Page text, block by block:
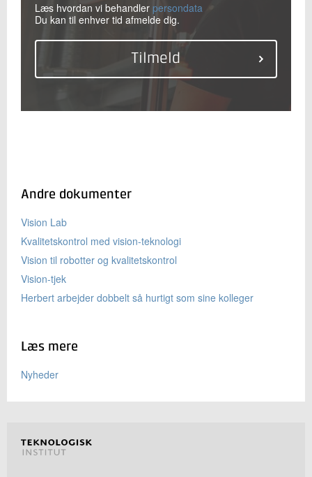
Læs hvordan vi behandler persondata
Du kan til enhver tid afmelde dig.
Andre dokumenter
Vision Lab
Kvalitetskontrol med vision-teknologi
Vision til robotter og kvalitetskontrol
Vision-tjek
Herbert arbejder dobbelt så hurtigt som sine kolleger
Læs mere
Nyheder